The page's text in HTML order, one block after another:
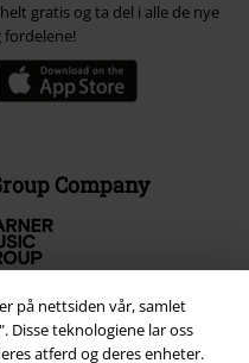
på nettsiden vår, samlet
Disse teknologiene lar oss
atferd og deres enheter.
gratis og ta del i alle de nye
Company